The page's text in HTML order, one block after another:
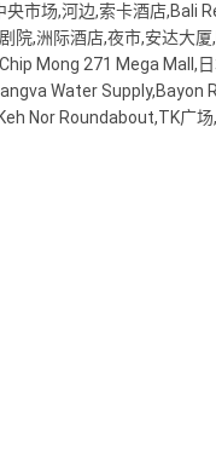
央市场,河边,索卡酒店,Bali
院,洲际酒店,夜市,安达大厦
Mong 271 Mega Mall,
Water Supply,Bayon
Nor Roundabout,TK广